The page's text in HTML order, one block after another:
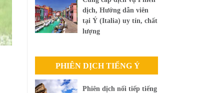
dịch, Hướng dẫn viên
tại Ý (Italia) uy tín, chất
lượng
PHIÊN DỊCH TIẾNG Ý
Phiên dịch nối tiếp tiếng